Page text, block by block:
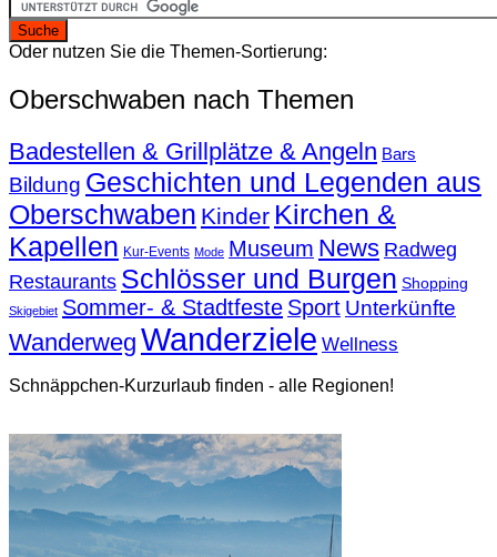
Oder nutzen Sie die Themen-Sortierung:
Oberschwaben nach Themen
Badestellen & Grillplätze & Angeln Bars
Bildung Geschichten und Legenden aus
Oberschwaben Kinder Kirchen &
Kapellen Kur-Events Mode Museum News Radweg
Restaurants Schlösser und Burgen Shopping
Skigebiet Sommer- & Stadtfeste Sport Unterkünfte
Wanderweg Wanderziele Wellness
Schnäppchen-Kurzurlaub finden - alle Regionen!